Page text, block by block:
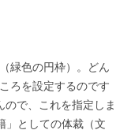
緑色の円枠）。どん
ろを設定するのです
で、これを指定しま
」としての体裁（文